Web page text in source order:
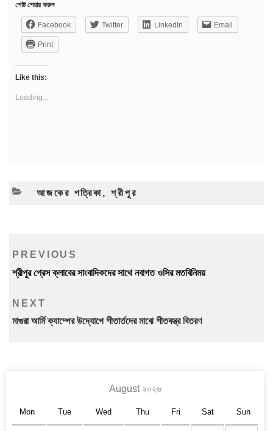
পোষ্ট শেয়ার করুন
Facebook Twitter LinkedIn Email
Print
Like this:
Loading...
CATEGORIES
আজকের পত্রিকা,শ্রীপুর
Post
navigation
Previous
Post
PREVIOUS
শ্রীপুর প্রেস ক্লাবের সাংবাদিকদের সাথে নবাগত ওসির মতবিনিময়
Next
Post
NEXT
মাগুরা আর্মি ক্যাম্পের উদ্যোগে শীতার্তদের মাঝে শীতবস্ত্র বিতরণ
August ২০২৬
Mon Tue Wed Thu Fri Sat Sun